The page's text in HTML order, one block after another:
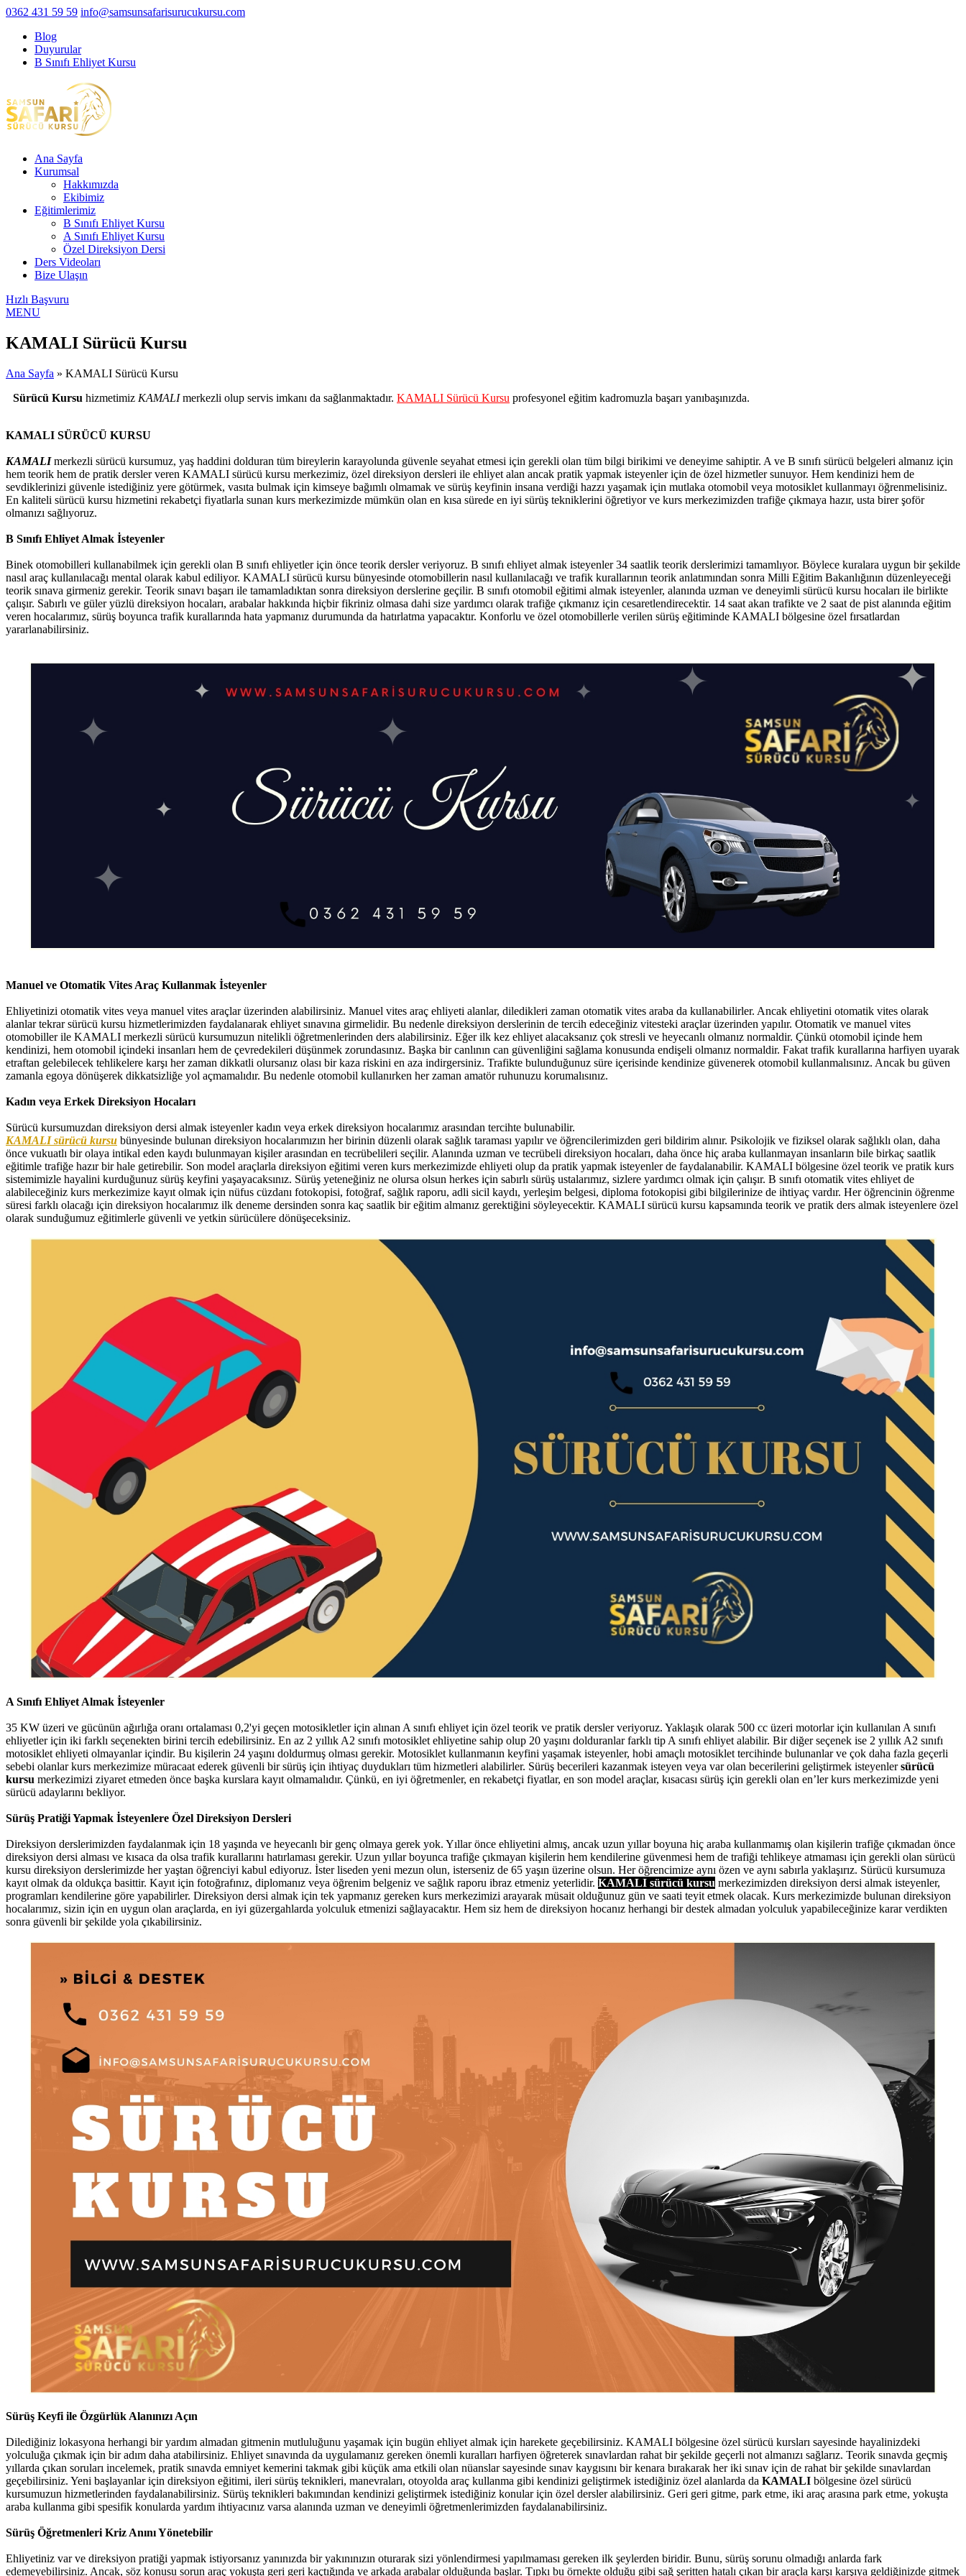
0362 431 59 59 info@samsunsafarisurucukursu.com
Blog
Duyurular
B Sınıfı Ehliyet Kursu
Ana Sayfa
Kurumsal
Hakkımızda
Ekibimiz
Eğitimlerimiz
B Sınıfı Ehliyet Kursu
A Sınıfı Ehliyet Kursu
Özel Direksiyon Dersi
Ders Videoları
Bize Ulaşın
Hızlı Başvuru
MENU
KAMALI Sürücü Kursu
Ana Sayfa » KAMALI Sürücü Kursu
Sürücü Kursu hizmetimiz KAMALImerkezli olup servis imkanı da sağlanmaktadır. KAMALI Sürücü Kursu profesyonel eğitim kadromuzla başarı yanıbaşınızda.
KAMALI SÜRÜCÜ KURSU
KAMALI merkezli sürücü kursumuz, yaş haddini dolduran tüm bireylerin karayolunda güvenle seyahat etmesi için gerekli olan tüm bilgi birikimi ve deneyime sahiptir. A ve B sınıfı sürücü belgeleri almanız için
hem teorik hem de pratik dersler veren KAMALI sürücü kursu merkezimiz, özel direksiyon dersleri ile ehliyet alan ancak pratik yapmak isteyenler için de özel hizmetler sunuyor. Hem kendinizi hem de
sevdiklerinizi güvenle istediğiniz yere götürmek, vasıta bulmak için kimseye bağımlı olmamak ve sürüş keyfinin insana verdiği hazzı yaşamak için mutlaka otomobil veya motosiklet kullanmayı öğrenmelisiniz.
En kaliteli sürücü kursu hizmetini rekabetçi fiyatlarla sunan kurs merkezimizde mümkün olan en kısa sürede en iyi sürüş tekniklerini öğretiyor ve kurs merkezimizden trafiğe çıkmaya hazır, usta birer şoför
olmanızı sağlıyoruz.
B Sınıfı Ehliyet Almak İsteyenler
Binek otomobilleri kullanabilmek için gerekli olan B sınıfı ehliyetler için önce teorik dersler veriyoruz. B sınıfı ehliyet almak isteyenler 34 saatlik teorik derslerimizi tamamlıyor. Böylece kuralara uygun bir şekilde
nasıl araç kullanılacağı mental olarak kabul ediliyor. KAMALI sürücü kursu bünyesinde otomobillerin nasıl kullanılacağı ve trafik kurallarının teorik anlatımından sonra Milli Eğitim Bakanlığının düzenleyeceği
teorik sınava girmeniz gerekir. Teorik sınavı başarı ile tamamladıktan sonra direksiyon derslerine geçilir. B sınıfı otomobil eğitimi almak isteyenler, alanında uzman ve deneyimli sürücü kursu hocaları ile birlikte
çalışır. Sabırlı ve güler yüzlü direksiyon hocaları, arabalar hakkında hiçbir fikriniz olmasa dahi size yardımcı olarak trafiğe çıkmanız için cesaretlendirecektir. 14 saat akan trafikte ve 2 saat de pist alanında eğitim
veren hocalarımız, sürüş boyunca trafik kurallarında hata yapmanız durumunda da hatırlatma yapacaktır. Konforlu ve özel otomobillerle verilen sürüş eğitiminde KAMALI bölgesine özel fırsatlardan
yararlanabilirsiniz.
Manuel ve Otomatik Vites Araç Kullanmak İsteyenler
Ehliyetinizi otomatik vites veya manuel vites araçlar üzerinden alabilirsiniz. Manuel vites araç ehliyeti alanlar, diledikleri zaman otomatik vites araba da kullanabilirler. Ancak ehliyetini otomatik vites olarak
alanlar tekrar sürücü kursu hizmetlerimizden faydalanarak ehliyet sınavına girmelidir. Bu nedenle direksiyon derslerinin de tercih edeceğiniz vitesteki araçlar üzerinden yapılır. Otomatik ve manuel vites
otomobiller ile KAMALI merkezli sürücü kursumuzun nitelikli öğretmenlerinden ders alabilirsiniz. Eğer ilk kez ehliyet alacaksanız çok stresli ve heyecanlı olmanız normaldir. Çünkü otomobil içinde hem
kendinizi, hem otomobil içindeki insanları hem de çevredekileri düşünmek zorundasınız. Başka bir canlının can güvenliğini sağlama konusunda endişeli olmanız normaldir. Fakat trafik kurallarına harfiyen uyarak
etraftan gelebilecek tehlikelere karşı her zaman dikkatli olursanız olası bir kaza riskini en aza indirgersiniz. Trafikte bulunduğunuz süre içerisinde kendinize güvenerek otomobil kullanmalısınız. Ancak bu güven
zamanla egoya dönüşerek dikkatsizliğe yol açmamalıdır. Bu nedenle otomobil kullanırken her zaman amatör ruhunuzu korumalısınız.
Kadın veya Erkek Direksiyon Hocaları
Sürücü kursumuzdan direksiyon dersi almak isteyenler kadın veya erkek direksiyon hocalarımız arasından tercihte bulunabilir.
KAMALI sürücü kursu bünyesinde bulunan direksiyon hocalarımızın her birinin düzenli olarak sağlık taraması yapılır ve öğrencilerimizden geri bildirim alınır. Psikolojik ve fiziksel olarak sağlıklı olan, daha
önce vukuatlı bir olaya intikal eden kaydı bulunmayan kişiler arasından en tecrübelileri seçilir. Alanında uzman ve tecrübeli direksiyon hocaları, daha önce hiç araba kullanmayan insanların bile birkaç saatlik
eğitimle trafiğe hazır bir hale getirebilir. Son model araçlarla direksiyon eğitimi veren kurs merkezimizde ehliyeti olup da pratik yapmak isteyenler de faydalanabilir. KAMALI bölgesine özel teorik ve pratik kurs
sistemimizle hayalini kurduğunuz sürüş keyfini yaşayacaksınız. Sürüş yeteneğiniz ne olursa olsun herkes için sabırlı sürüş ustalarımız, sizlere yardımcı olmak için çalışır. B sınıfı otomatik vites ehliyet de
alabileceğiniz kurs merkezimize kayıt olmak için nüfus cüzdanı fotokopisi, fotoğraf, sağlık raporu, adli sicil kaydı, yerleşim belgesi, diploma fotokopisi gibi bilgilerinize de ihtiyaç vardır. Her öğrencinin öğrenme
süresi farklı olacağı için direksiyon hocalarımız ilk deneme dersinden sonra kaç saatlik bir eğitim almanız gerektiğini söyleyecektir. KAMALI sürücü kursu kapsamında teorik ve pratik ders almak isteyenlere özel
olarak sunduğumuz eğitimlerle güvenli ve yetkin sürücülere dönüşeceksiniz.
A Sınıfı Ehliyet Almak İsteyenler
35 KW üzeri ve gücünün ağırlığa oranı ortalaması 0,2'yi geçen motosikletler için alınan A sınıfı ehliyet için özel teorik ve pratik dersler veriyoruz. Yaklaşık olarak 500 cc üzeri motorlar için kullanılan A sınıfı
ehliyetler için iki farklı seçenekten birini tercih edebilirsiniz. En az 2 yıllık A2 sınıfı motosiklet ehliyetine sahip olup 20 yaşını dolduranlar farklı tip A sınıfı ehliyet alabilir. Bir diğer seçenek ise 2 yıllık A2 sınıfı
motosiklet ehliyeti olmayanlar içindir. Bu kişilerin 24 yaşını doldurmuş olması gerekir. Motosiklet kullanmanın keyfini yaşamak isteyenler, hobi amaçlı motosiklet tercihinde bulunanlar ve çok daha fazla geçerli
sebebi olanlar kurs merkezimize müracaat ederek güvenli bir sürüş için ihtiyaç duydukları tüm hizmetleri alabilirler. Sürüş becerileri kazanmak isteyen veya var olan becerilerini geliştirmek isteyenlersürücü
kursu merkezimizi ziyaret etmeden önce başka kurslara kayıt olmamalıdır. Çünkü, en iyi öğretmenler, en rekabetçi fiyatlar, en son model araçlar, kısacası sürüş için gerekli olan en’ler kurs merkezimizde yeni
sürücü adaylarını bekliyor.
Sürüş Pratiği Yapmak İsteyenlere Özel Direksiyon Dersleri
Direksiyon derslerimizden faydalanmak için 18 yaşında ve heyecanlı bir genç olmaya gerek yok. Yıllar önce ehliyetini almış, ancak uzun yıllar boyuna hiç araba kullanmamış olan kişilerin trafiğe çıkmadan önce
direksiyon dersi alması ve kısaca da olsa trafik kurallarını hatırlaması gerekir. Uzun yıllar boyunca trafiğe çıkmayan kişilerin hem kendilerine güvenmesi hem de trafiği tehlikeye atmaması için gerekli olan sürücü
kursu direksiyon derslerimizde her yaştan öğrenciyi kabul ediyoruz. İster liseden yeni mezun olun, isterseniz de 65 yaşın üzerine olsun. Her öğrencimize aynı özen ve aynı sabırla yaklaşırız. Sürücü kursumuza
kayıt olmak da oldukça basittir. Kayıt için fotoğrafınız, diplomanız veya öğrenim belgeniz ve sağlık raporu ibraz etmeniz yeterlidir. KAMALI sürücü kursu merkezimizden direksiyon dersi almak isteyenler,
programları kendilerine göre yapabilirler. Direksiyon dersi almak için tek yapmanız gereken kurs merkezimizi arayarak müsait olduğunuz gün ve saati teyit etmek olacak. Kurs merkezimizde bulunan direksiyon
hocalarımız, sizin için en uygun olan araçlarda, en iyi güzergahlarda yolculuk etmenizi sağlayacaktır. Hem siz hem de direksiyon hocanız herhangi bir destek almadan yolculuk yapabileceğinize karar verdikten
sonra güvenli bir şekilde yola çıkabilirsiniz.
Sürüş Keyfi ile Özgürlük Alanınızı Açın
Dilediğiniz lokasyona herhangi bir yardım almadan gitmenin mutluluğunu yaşamak için bugün ehliyet almak için harekete geçebilirsiniz. KAMALI bölgesine özel sürücü kursları sayesinde hayalinizdeki
yolculuğa çıkmak için bir adım daha atabilirsiniz. Ehliyet sınavında da uygulamanız gereken önemli kuralları harfiyen öğreterek sınavlardan rahat bir şekilde geçerli not almanızı sağlarız. Teorik sınavda geçmiş
yıllarda çıkan soruları incelemek, pratik sınavda emniyet kemerini takmak gibi küçük ama etkili olan nüanslar sayesinde sınav kaygısını bir kenara bırakarak her iki sınav için de rahat bir şekilde sınavlardan
geçebilirsiniz. Yeni başlayanlar için direksiyon eğitimi, ileri sürüş teknikleri, manevraları, otoyolda araç kullanma gibi kendinizi geliştirmek istediğiniz özel alanlarda da KAMALI bölgesine özel sürücü
kursumuzun hizmetlerinden faydalanabilirsiniz. Sürüş teknikleri bakımından kendinizi geliştirmek istediğiniz konular için özel dersler alabilirsiniz. Geri geri gitme, park etme, iki araç arasına park etme, yokuşta
araba kullanma gibi spesifik konularda yardım ihtiyacınız varsa alanında uzman ve deneyimli öğretmenlerimizden faydalanabilirsiniz.
Sürüş Öğretmenleri Kriz Anını Yönetebilir
Ehliyetiniz var ve direksiyon pratiği yapmak istiyorsanız yanınızda bir yakınınızın oturarak sizi yönlendirmesi yapılmaması gereken ilk şeylerden biridir. Bunu, sürüş sorunu olmadığı anlarda fark
edemeyebilirsiniz. Ancak, söz konusu sorun araç yokuşta geri geri kaçtığında ve arkada arabalar olduğunda başlar. Tıpkı bu örnekte olduğu gibi sağ şeritten hatalı çıkan bir araçla karşı karşıya geldiğinizde gitmek